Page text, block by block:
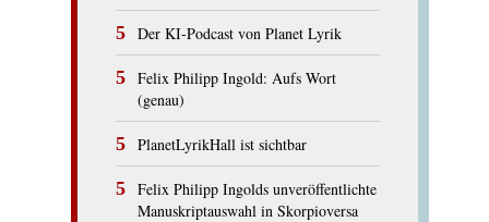
Der KI-Podcast von Planet Lyrik
Felix Philipp Ingold: Aufs Wort
(genau)
PlanetLyrikHall ist sichtbar
Felix Philipp Ingolds unveröffentlichte
Manuskriptauswahl in Skorpioversa